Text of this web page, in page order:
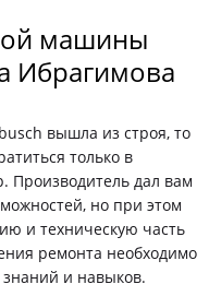
машины
Ибрагимова
вышла из строя, то
только в
Производитель дал вам
но при этом
и техническую часть
ремонта необходимо
и навыков.